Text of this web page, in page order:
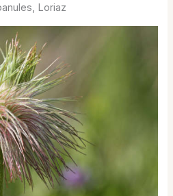
Loriaz